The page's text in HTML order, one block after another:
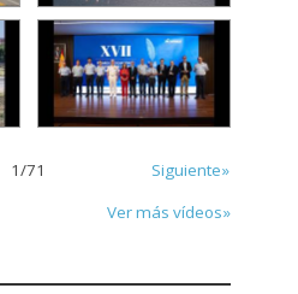
1/71
Siguiente»
Ver más vídeos»